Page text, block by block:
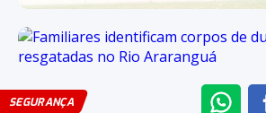
SEGURANÇA